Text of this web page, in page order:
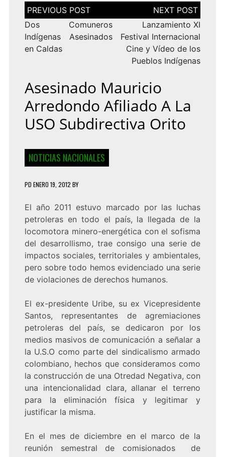
Navegación
de
entradas
Dos Comuneros
Indígenas Asesinados
en Caldas
Lanzamiento XI
Festival Internacional
Cine y Vídeo de los
Pueblos Indígenas
Asesinado Mauricio
Arredondo Afiliado A La
USO Subdirectiva Orito
NOTICIAS NACIONALES
PD ENERO 19, 2012 BY
El año 2011 estuvo marcado por las luchas
petroleras en todo el país, la llegada de la
locomotora minero-energética con el sofisma
del desarrollismo, trae consigo una serie de
impactos sociales, territoriales y ambientales,
pero sobre todo hemos evidenciado una serie
de violaciones de derechos humanos.
El ex-presidente Uribe, su ex Vicepresidente
Santos, representantes de agremiaciones
petroleras del país, se dedicaron por los
medios masivos de comunicación a señalar a
la U.S.O como parte del sindicalismo armado
colombiano, hechos que consideramos como
la construcción de una Otredad Negativa, con
una intencionalidad clara, allanar el terreno
para la eliminación física y legitimar y
justificar la misma.
En el mes de diciembre en el marco de la
reunión semestral de comisionados de